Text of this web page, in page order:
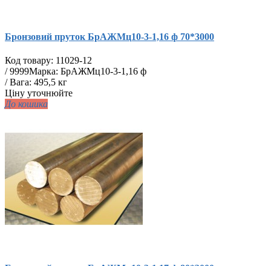
Бронзовий пруток БрАЖМц10-3-1,16 ф 70*3000
Код товару: 11029-12
/9999Марка: БрАЖМц10-3-1,16 ф
/ Вага: 495,5 кг
Ціну уточнюйте
До кошика